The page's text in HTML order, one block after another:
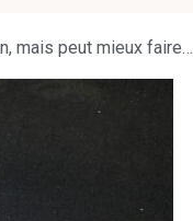
mais peut mieux faire…